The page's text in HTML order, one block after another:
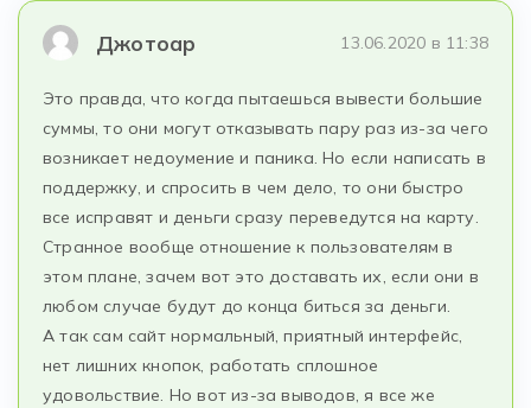
Джотоар 13.06.2020 в 11:38
Это правда, что когда пытаешься вывести большие
суммы, то они могут отказывать пару раз из-за чего
возникает недоумение и паника. Но если написать в
поддержку, и спросить в чем дело, то они быстро
все исправят и деньги сразу переведутся на карту.
Странное вообще отношение к пользователям в
этом плане, зачем вот это доставать их, если они в
любом случае будут до конца биться за деньги.
А так сам сайт нормальный, приятный интерфейс,
нет лишних кнопок, работать сплошное
удовольствие. Но вот из-за выводов, я все же